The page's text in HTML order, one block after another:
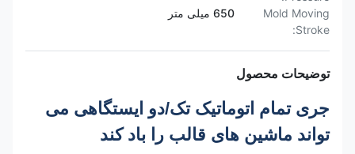
Mold Moving
Stroke:
توضیحات محصول
جری تمام اتوماتیک تک/دو ایستگاهی می
تواند ماشین های قالب را باد کند